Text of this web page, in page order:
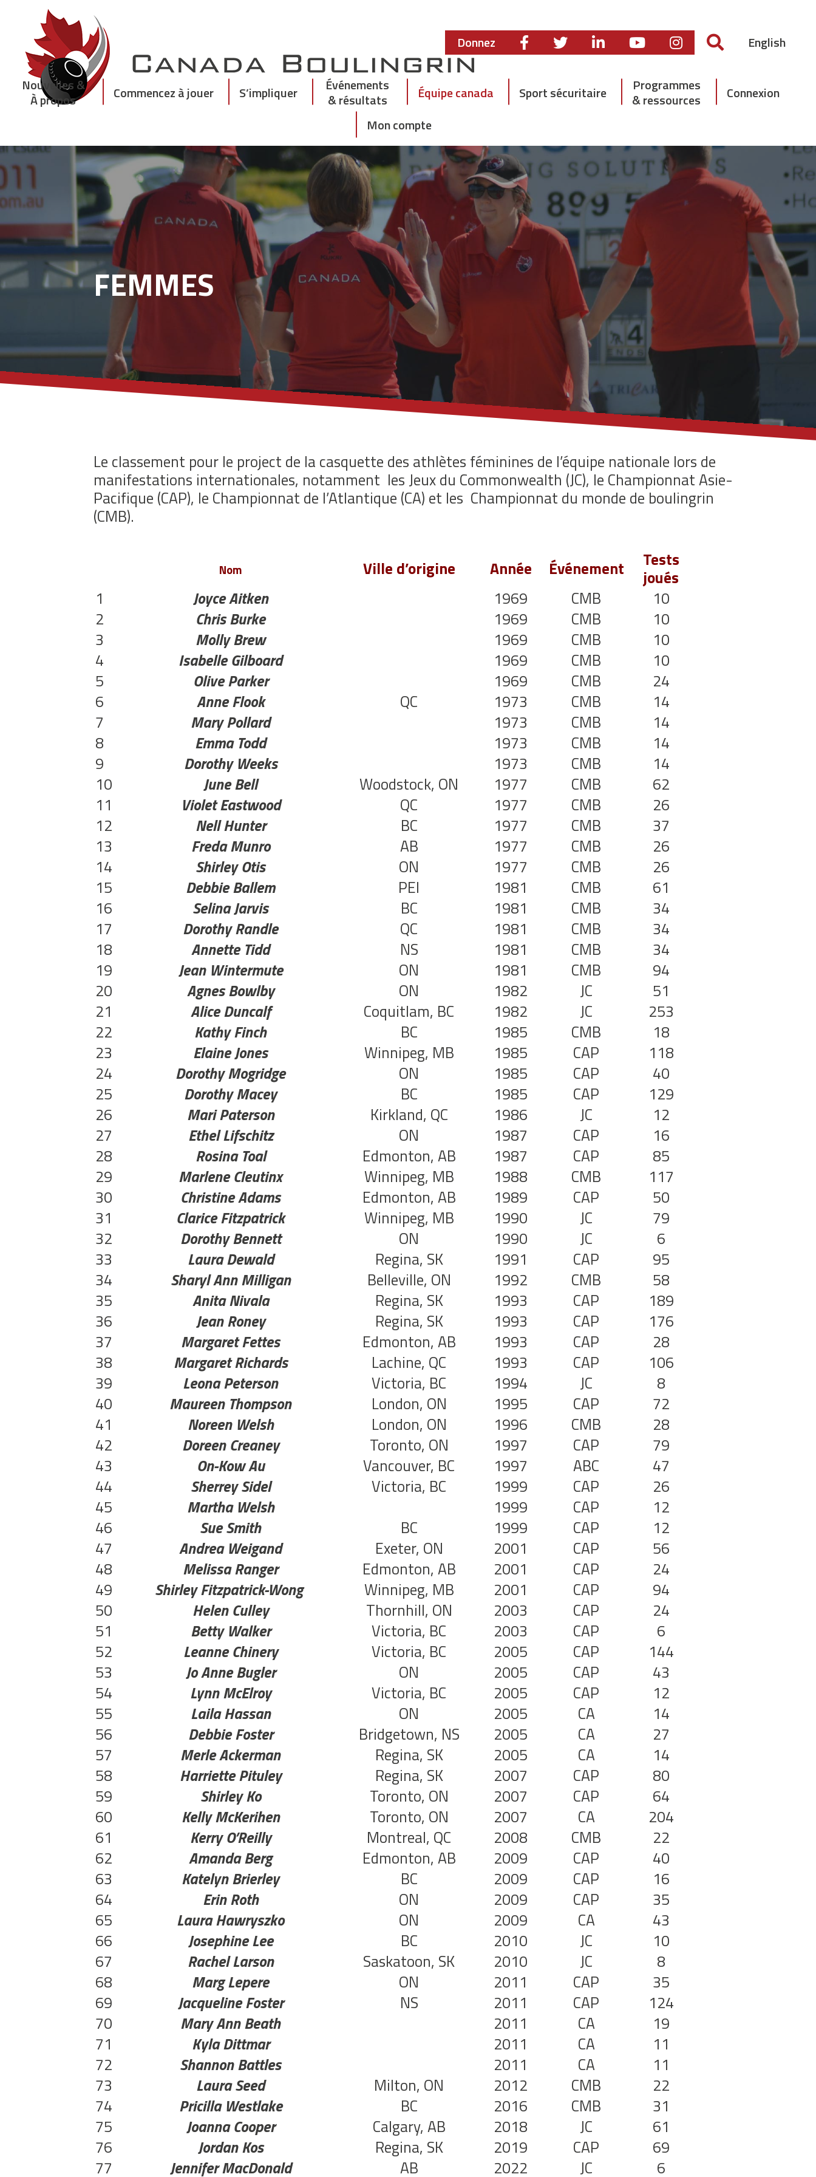
content Donnez English
Nouvelles &
À propos
Commencez à jouer S’impliquer
Événements
& résultats
Équipe canada Sport sécuritaire
Programmes
& ressources
Connexion
Mon compte
FEMMES
Le classement pour le project de la casquette des athlètes féminines de l’équipe nationale lors de
manifestations internationales, notamment les Jeux du Commonwealth (JC), le Championnat Asie-
Pacifique (CAP), le Championnat de l’Atlantique (CA) et les Championnat du monde de boulingrin
(CMB).
Nom Ville d’origine Année Événement Tests
joués
1
Joyce Aitken 1969 CMB
10
2
Chris Burke 1969 CMB
10
3
Molly Brew 1969 CMB
10
4
Isabelle Gilboard 1969 CMB
10
5
Olive Parker 1969 CMB
24
6
Anne Flook QC 1973 CMB
14
7
Mary Pollard 1973 CMB
14
8
Emma Todd 1973 CMB
14
9
Dorothy Weeks 1973 CMB
14
10
June Bell Woodstock, ON 1977 CMB
62
11
Violet Eastwood QC 1977 CMB
26
12
Nell Hunter BC 1977 CMB
37
13
Freda Munro AB 1977 CMB
26
14
Shirley Otis ON 1977 CMB
26
15
Debbie Ballem PEI 1981 CMB
61
16
Selina Jarvis BC 1981 CMB
34
17
Dorothy Randle QC 1981 CMB
34
18
Annette Tidd NS 1981 CMB
34
19
Jean Wintermute ON 1981 CMB
94
20
Agnes Bowlby ON 1982 JC
51
21
Alice Duncalf Coquitlam, BC 1982 JC
253
22
Kathy Finch BC 1985 CMB
18
23
Elaine Jones Winnipeg, MB 1985 CAP
118
24
Dorothy Mogridge ON 1985 CAP
40
25
Dorothy Macey BC 1985 CAP
129
26
Mari Paterson Kirkland, QC 1986 JC
12
27
Ethel Lifschitz ON 1987 CAP
16
28
Rosina Toal Edmonton, AB 1987 CAP
85
29
Marlene Cleutinx Winnipeg, MB 1988 CMB
117
30
Christine Adams Edmonton, AB 1989 CAP
50
31
Clarice Fitzpatrick Winnipeg, MB 1990 JC
79
32
Dorothy Bennett ON 1990 JC
6
33
Laura Dewald Regina, SK 1991 CAP
95
34
Sharyl Ann Milligan Belleville, ON 1992 CMB
58
35
Anita Nivala Regina, SK 1993 CAP
189
36
Jean Roney Regina, SK 1993 CAP
176
37
Margaret Fettes Edmonton, AB 1993 CAP
28
38
Margaret Richards Lachine, QC 1993 CAP
106
39
Leona Peterson Victoria, BC 1994 JC
8
40
Maureen Thompson London, ON 1995 CAP
72
41
Noreen Welsh London, ON 1996 CMB
28
42
Doreen Creaney Toronto, ON 1997 CAP
79
43
On-Kow Au Vancouver, BC 1997 ABC
47
44
Sherrey Sidel Victoria, BC 1999 CAP
26
45
Martha Welsh 1999 CAP
12
46
Sue Smith BC 1999 CAP
12
47
Andrea Weigand Exeter, ON 2001 CAP
56
48
Melissa Ranger Edmonton, AB 2001 CAP
24
49
Shirley Fitzpatrick-Wong Winnipeg, MB 2001 CAP
94
50
Helen Culley Thornhill, ON 2003 CAP
24
51
Betty Walker Victoria, BC 2003 CAP
6
52
Leanne Chinery Victoria, BC 2005 CAP
144
53
Jo Anne Bugler ON 2005 CAP
43
54
Lynn McElroy Victoria, BC 2005 CAP
12
55
Laila Hassan ON 2005 CA
14
56
Debbie Foster Bridgetown, NS 2005 CA
27
57
Merle Ackerman Regina, SK 2005 CA
14
58
Harriette Pituley Regina, SK 2007 CAP
80
59
Shirley Ko Toronto, ON 2007 CAP
64
60
Kelly McKerihen Toronto, ON 2007 CA
204
61
Kerry O’Reilly Montreal, QC 2008 CMB
22
62
Amanda Berg Edmonton, AB 2009 CAP
40
63
Katelyn Brierley BC 2009 CAP
16
64
Erin Roth ON 2009 CAP
35
65
Laura Hawryszko ON 2009 CA
43
66
Josephine Lee BC 2010 JC
10
67
Rachel Larson Saskatoon, SK 2010 JC
8
68
Marg Lepere ON 2011 CAP
35
69
Jacqueline Foster NS 2011 CAP
124
70
Mary Ann Beath 2011 CA
19
71
Kyla Dittmar 2011 CA
11
72
Shannon Battles 2011 CA
11
73
Laura Seed Milton, ON 2012 CMB
22
74
Pricilla Westlake BC 2016 CMB
31
75
Joanna Cooper Calgary, AB 2018 JC
61
76
Jordan Kos Regina, SK 2019 CAP
69
77
Jennifer MacDonald AB 2022 JC
6